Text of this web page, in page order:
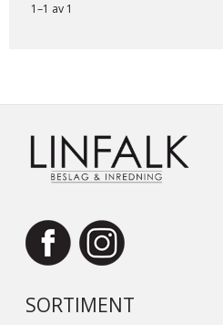
1–1 av 1
SORTIMENT